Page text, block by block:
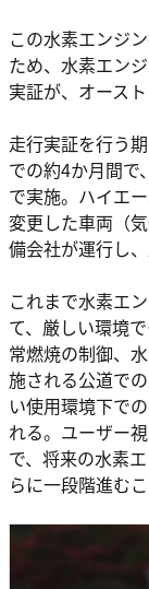
この水素エンジ
ため、水素エン
実証が、オース
走行実証を行う
での約4か月間で
で実施。ハイエ
変更した車両（
備会社が運行し
これまで水素エ
て、厳しい環境
常燃焼の制御、
施される公道で
い使用環境下で
れる。ユーザー
で、将来の水素
らに一段階進むこ